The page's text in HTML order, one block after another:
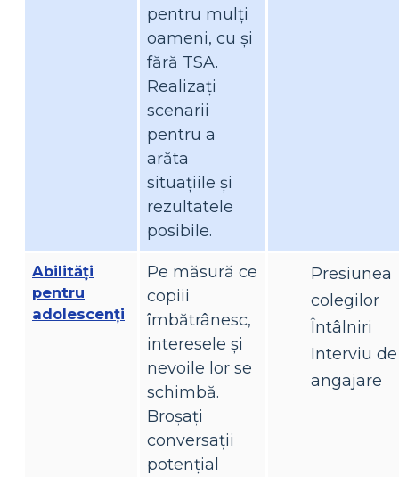
pentru mulți
oameni, cu și
fără TSA.
Realizați
scenarii
pentru a
arăta
situațiile și
rezultatele
posibile.
Abilități
pentru
adolescenți
Pe măsură ce
copiii
îmbătrânesc,
interesele și
nevoile lor se
schimbă.
Broșați
conversații
potențial
Presiunea
colegilor
Întâlniri
Interviu de
angajare